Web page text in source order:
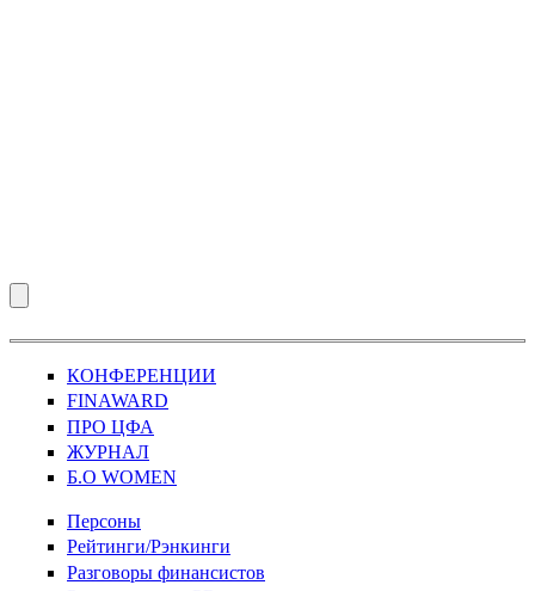
КОНФЕРЕНЦИИ
FINAWARD
ПРО ЦФА
ЖУРНАЛ
Б.О WOMEN
Персоны
Рейтинги/Рэнкинги
Разговоры финансистов